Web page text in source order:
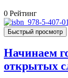
0 Рейтинг
Быстрый просмотр
Начинаем
открытых